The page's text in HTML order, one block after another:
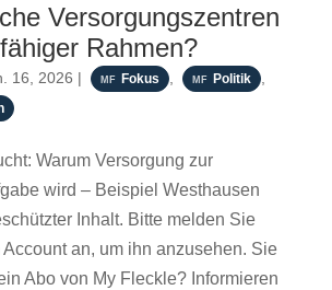
Versorgungszentren
Rahmen?
16, 2026 | Fokus , Politik ,
Warum Versorgung zur
wird – Beispiel Westhausen
Inhalt. Bitte melden Sie
an, um ihn anzusehen. Sie
Abo von My Fleckle? Informieren